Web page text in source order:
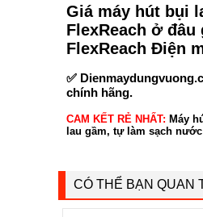
Giá máy hút bụi
FlexReach ở đâu
FlexReach Điện
✅
chính hãng.
CAM KẾT RẺ NHẤT: Máy
lau gầm, tự làm sạch
CÓ THỂ BẠN QUAN